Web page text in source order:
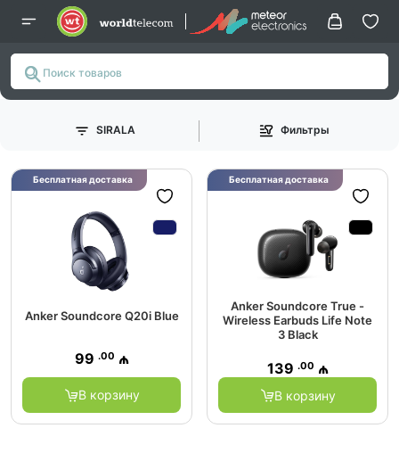
SIRALA Фильтры
Anker Soundcore Q20i Blue
99 .00 ₼
В корзину
Бесплатная доставка
Anker Soundcore True -
Wireless Earbuds Life Note
3 Black
139 .00 ₼
В корзину
Бесплатная доставка